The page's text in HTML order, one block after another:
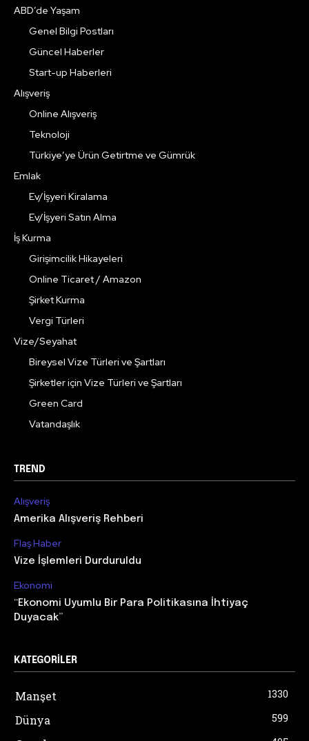
ABD’de Yaşam
Genel Bilgi Postları
Güncel Haberler
Start-up Haberleri
Alışveriş
Online Alışveriş
Teknoloji
Türkiye’ye Ürün Getirtme ve Gümrük
Emlak
Ev/İşyeri Kiralama
Ev/İşyeri Satın Alma
İş Kurma
Girişimcilik Hikayeleri
Online Ticaret / Amazon
Şirket Kurma
Vergi Türleri
Vize/Seyahat
Bireysel Vize Türleri ve Şartları
Şirketler için Vize Türleri ve Şartları
Green Card
Vatandaşlık
TREND
Alışveriş
Amerika Alışveriş Rehberi
Flaş Haber
Vize İşlemleri Durduruldu
Ekonomi
“Ekonomi Uyumlu Bir Para Politikasına İhtiyaç
Duyacak”
KATEGORILER
Manşet 1330
Dünya 599